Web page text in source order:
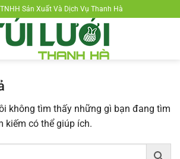
Sản Xuất Và Dịch Vụ Thanh Hà
không tìm thấy những gì bạn đang tìm
kiếm có thể giúp ích.